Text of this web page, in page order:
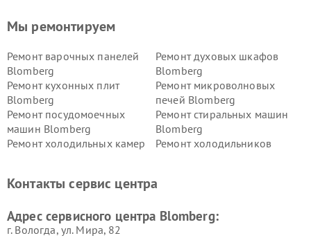
Мы ремонтируем
Ремонт варочных панелей
Blomberg
Ремонт духовых шкафов
Blomberg
Ремонт кухонных плит
Blomberg
Ремонт микроволновых
печей Blomberg
Ремонт посудомоечных
машин Blomberg
Ремонт стиральных машин
Blomberg
Ремонт холодильных камер
Ремонт холодильников
Контакты сервис центра
Адрес сервисного центра Blomberg:
г. Вологда, ул. Мира, 82